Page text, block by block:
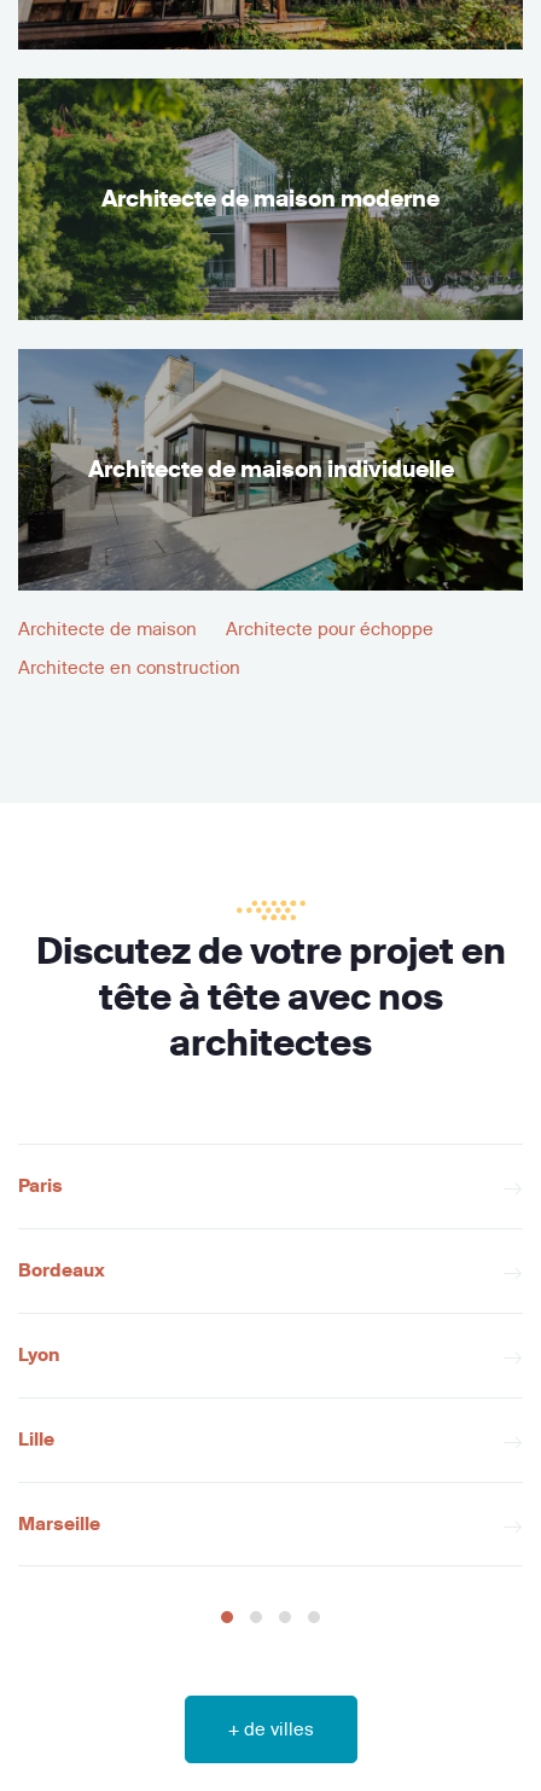
Architecte de maison moderne
Architecte de maison individuelle
Architecte de maison
Architecte pour échoppe
Architecte en construction
Discutez de votre projet en
tête à tête avec nos
architectes
Paris
Bordeaux
Lyon
Lille
Marseille
+ de villes